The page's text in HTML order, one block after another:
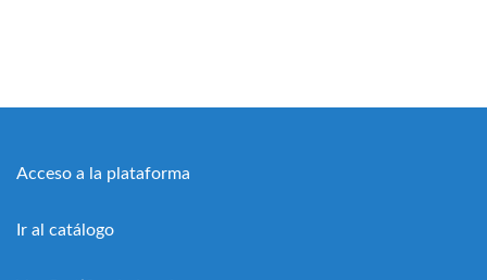
Acceso a la plataforma
Ir al catálogo